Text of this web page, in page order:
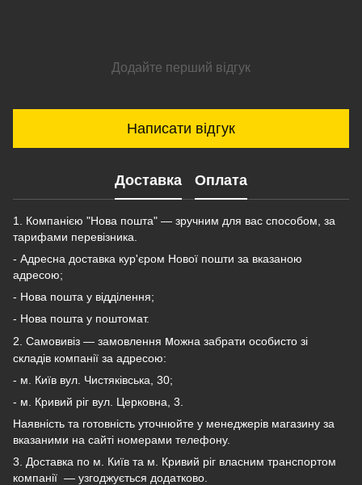
Додайте перший відгук
Написати відгук
Доставка Оплата
1. Компанією "Нова пошта" — зручним для вас способом, за
тарифами перевізника.
- Адресна доставка кур'єром Нової пошти за вказаною
адресою;
- Нова пошта у відділення;
- Нова пошта у поштомат.
2. Самовивіз — замовлення можна забрати особисто зі
складів компанії за адресою:
- м. Київ вул. Чистяківська, 30;
- м. Кривий ріг вул. Церковна, 3.
Наявність та готовність уточнюйте у менеджерів магазину за
вказаними на сайті номерами телефону.
3. Доставка по м. Київ та м. Кривий ріг власним транспортом
компанії — узгоджується додатково.